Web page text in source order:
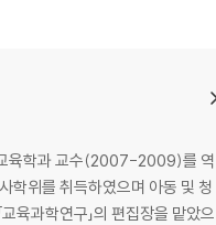
육학과 교수(2007-2009)를 역
위를 취득하였으며 아동 및 청
육과학연구」의 편집장을 맡았으